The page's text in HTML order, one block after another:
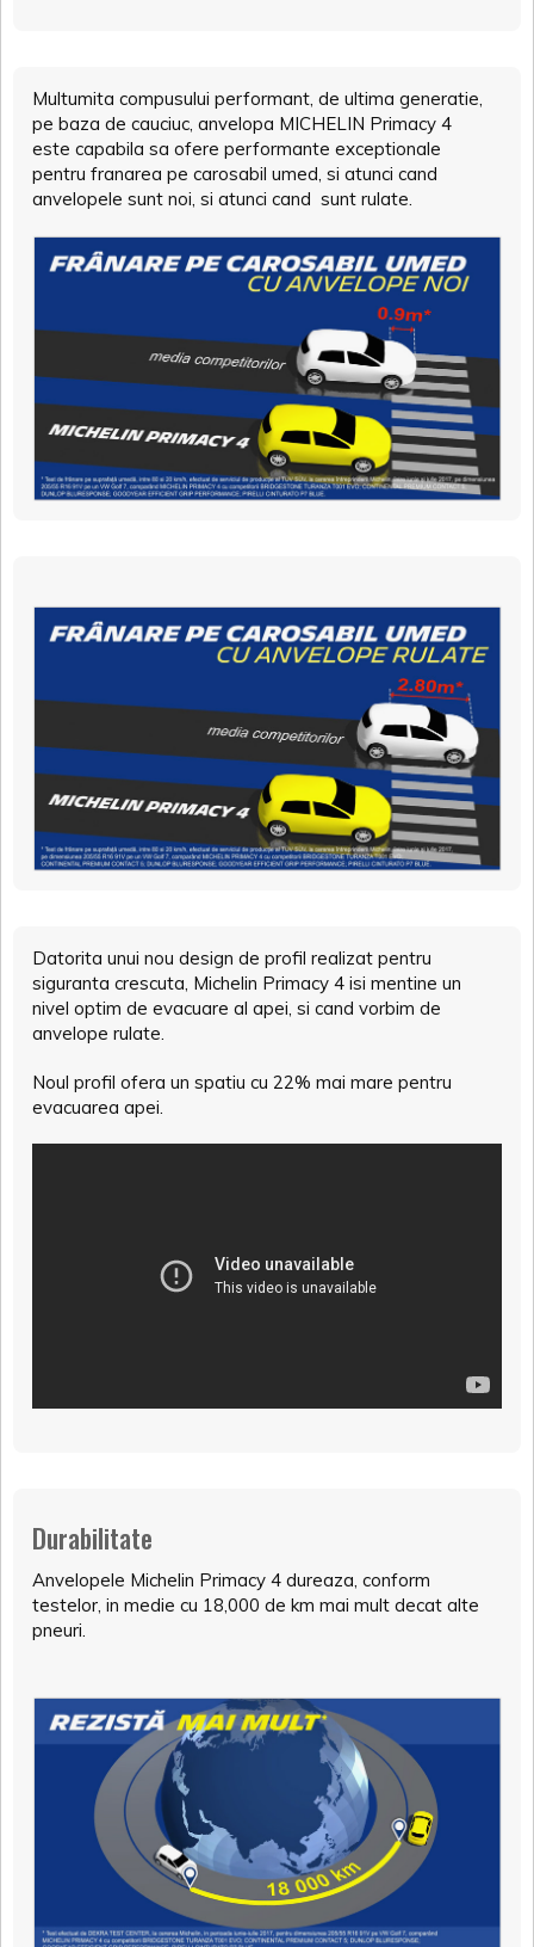
Multumita compusului performant, de ultima generatie,
pe baza de cauciuc, anvelopa MICHELIN Primacy 4
este capabila sa ofere performante exceptionale
pentru franarea pe carosabil umed, si atunci cand
anvelopele sunt noi, si atunci cand sunt rulate.
Datorita unui nou design de profil realizat pentru
siguranta crescuta, Michelin Primacy 4 isi mentine un
nivel optim de evacuare al apei, si cand vorbim de
anvelope rulate.
Noul profil ofera un spatiu cu 22% mai mare pentru
evacuarea apei.
Durabilitate
Anvelopele Michelin Primacy 4 dureaza, conform
testelor, in medie cu 18,000 de km mai mult decat alte
pneuri.